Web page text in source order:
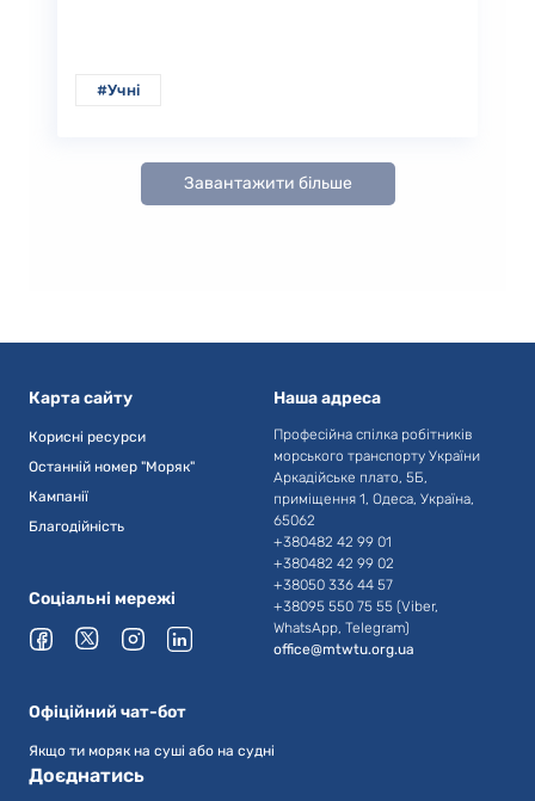
#Учні
Завантажити більше
Карта сайту
Корисні ресурси
Останній номер "Моряк"
Кампанії
Благодійність
Наша адреса
Професійна спілка робітників
морського транспорту України
Аркадійське плато, 5Б,
приміщення 1, Одеса, Україна,
65062
+380482 42 99 01
+380482 42 99 02
+38050 336 44 57
+38095 550 75 55 (Viber,
WhatsApp, Telegram)
office@mtwtu.org.ua
Соціальні мережі
Офіційний чат-бот
Якщо ти моряк на суші або на судні
Доєднатись